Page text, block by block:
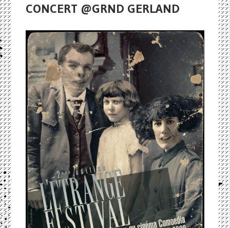
CONCERT @GRND GERLAND